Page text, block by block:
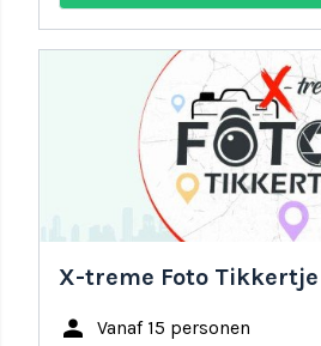
X-treme Foto Tikkertje
person Vanaf 15 personen